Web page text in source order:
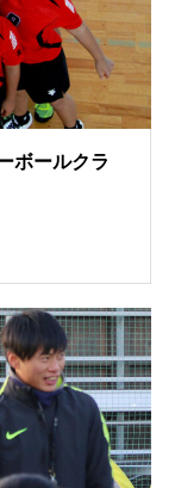
ボールクラ